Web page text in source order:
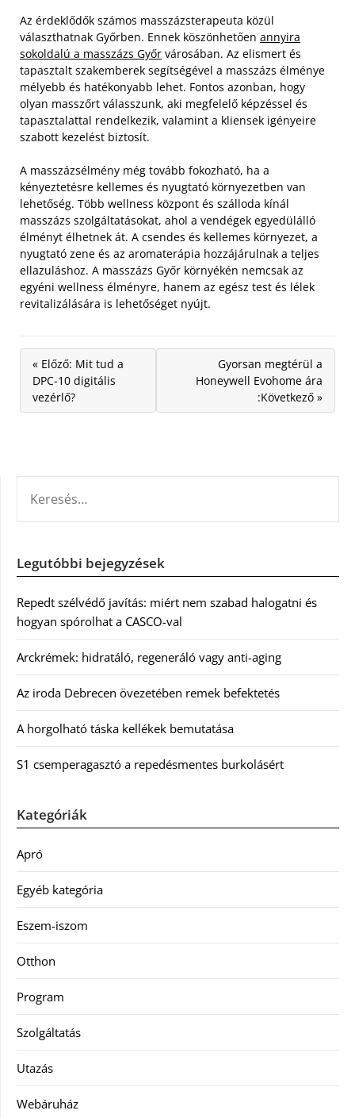
Az érdeklődők számos masszázsterapeuta közül
választhatnak Győrben. Ennek köszönhetően annyira
sokoldalú a masszázs Győr városában. Az elismert és
tapasztalt szakemberek segítségével a masszázs élménye
mélyebb és hatékonyabb lehet. Fontos azonban, hogy
olyan masszőrt válasszunk, aki megfelelő képzéssel és
tapasztalattal rendelkezik, valamint a kliensek igényeire
szabott kezelést biztosít.
A masszázsélmény még tovább fokozható, ha a
kényeztetésre kellemes és nyugtató környezetben van
lehetőség. Több wellness központ és szálloda kínál
masszázs szolgáltatásokat, ahol a vendégek egyedülálló
élményt élhetnek át. A csendes és kellemes környezet, a
nyugtató zene és az aromaterápia hozzájárulnak a teljes
ellazuláshoz. A masszázs Győr környékén nemcsak az
egyéni wellness élményre, hanem az egész test és lélek
revitalizálására is lehetőséget nyújt.
« Előző: Mit tud a
DPC-10 digitális
vezérlő?
Gyorsan megtérül a
Honeywell Evohome ára
:Következő »
Legutóbbi bejegyzések
Repedt szélvédő javítás: miért nem szabad halogatni és
hogyan spórolhat a CASCO-val
Arckrémek: hidratáló, regeneráló vagy anti-aging
Az iroda Debrecen övezetében remek befektetés
A horgolható táska kellékek bemutatása
S1 csemperagasztó a repedésmentes burkolásért
Kategóriák
Apró
Egyéb kategória
Eszem-iszom
Otthon
Program
Szolgáltatás
Utazás
Webáruház